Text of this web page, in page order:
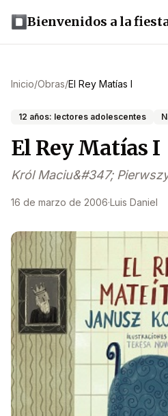
Bienvenidos a la
Inicio/Obras/El Rey Matías I
12 años: lectores adolescentes
El Rey Matías I
Król Maciu&#347;
16 de marzo de 2006·Luis Daniel